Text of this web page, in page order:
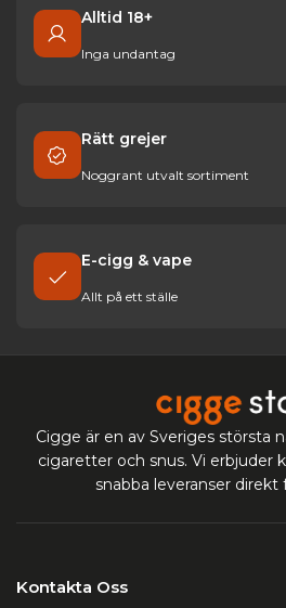
Alltid 18+
Inga undantag
Rätt grejer
Noggrant utvalt sortiment
E-cigg & vape
Allt på ett ställe
Cigge är en av Sveriges största
cigaretter och snus. Vi erbjuder
snabba leveranser direkt
Kontakta Oss